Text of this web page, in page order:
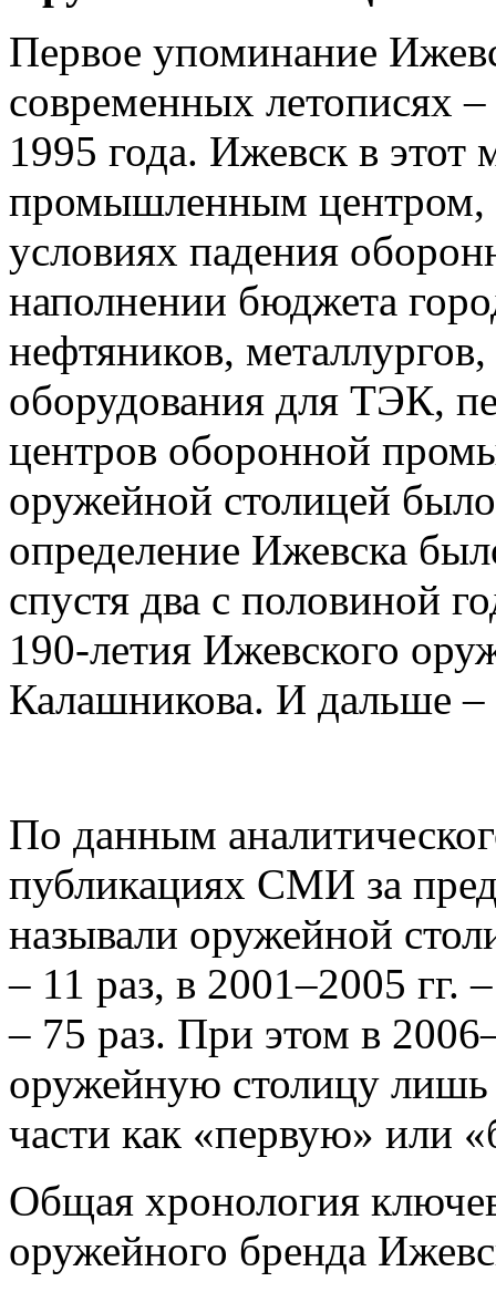
Первое упоминание
современных летописях –
1995 года. Ижевск в этот
промышленным центром,
условиях падения
наполнении бюджета
нефтяников,
оборудования для ТЭК,
центров оборонной
оружейной столицей
определение Ижевска
спустя два с половиной
190-летия Ижевского
Калашникова. И дальше
По данным
публикациях СМИ за
называли оружейной
– 11 раз, в 2001–2005 гг.
– 75 раз. При этом в
оружейную столицу лишь
части как «первую» или
Общая хронология
оружейного бренда